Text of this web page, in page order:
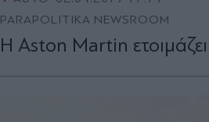
PARAPOLITIKA NEWSROOM
H Aston Martin